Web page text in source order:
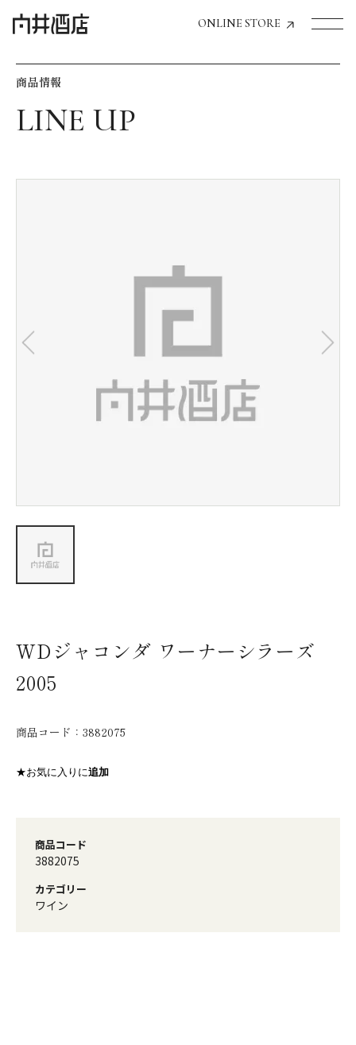
ONLINE STORE
飲食店経営のお客様
お気に入り機能の活用方法
会社情報
商品情報
WDジャコンダ ワーナーシラーズ
2005
商品コード： 3882075
★お気に入りに追加
商品コード
3882075
カテゴリー
ワイン